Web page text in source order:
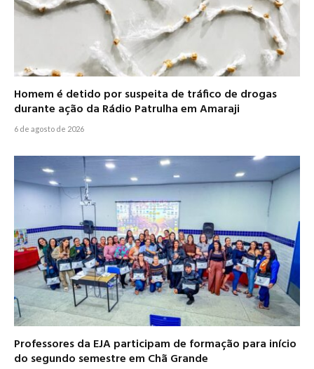
Homem é detido por suspeita de tráfico de drogas
durante ação da Rádio Patrulha em Amaraji
6 de agosto de 2026
Professores da EJA participam de formação para início
do segundo semestre em Chã Grande